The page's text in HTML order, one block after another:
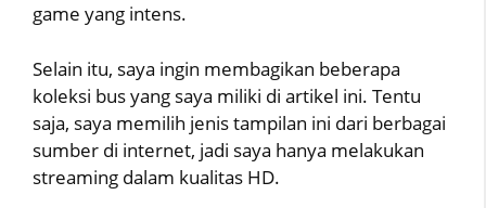
game yang intens.
Selain itu, saya ingin membagikan beberapa
koleksi bus yang saya miliki di artikel ini. Tentu
saja, saya memilih jenis tampilan ini dari berbagai
sumber di internet, jadi saya hanya melakukan
streaming dalam kualitas HD.